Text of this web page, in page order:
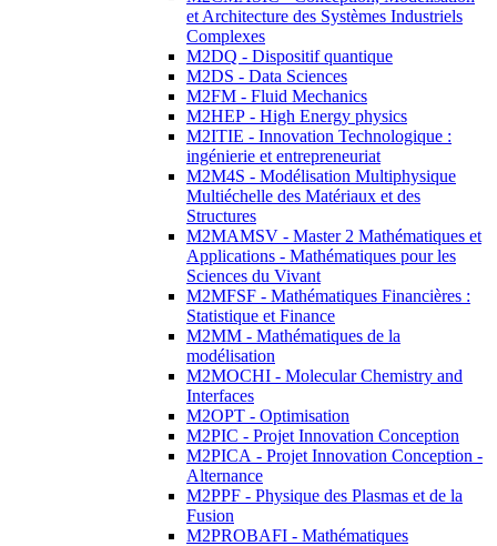
et Architecture des Systèmes Industriels
Complexes
M2DQ - Dispositif quantique
M2DS - Data Sciences
M2FM - Fluid Mechanics
M2HEP - High Energy physics
M2ITIE - Innovation Technologique :
ingénierie et entrepreneuriat
M2M4S - Modélisation Multiphysique
Multiéchelle des Matériaux et des
Structures
M2MAMSV - Master 2 Mathématiques et
Applications - Mathématiques pour les
Sciences du Vivant
M2MFSF - Mathématiques Financières :
Statistique et Finance
M2MM - Mathématiques de la
modélisation
M2MOCHI - Molecular Chemistry and
Interfaces
M2OPT - Optimisation
M2PIC - Projet Innovation Conception
M2PICA - Projet Innovation Conception -
Alternance
M2PPF - Physique des Plasmas et de la
Fusion
M2PROBAFI - Mathématiques